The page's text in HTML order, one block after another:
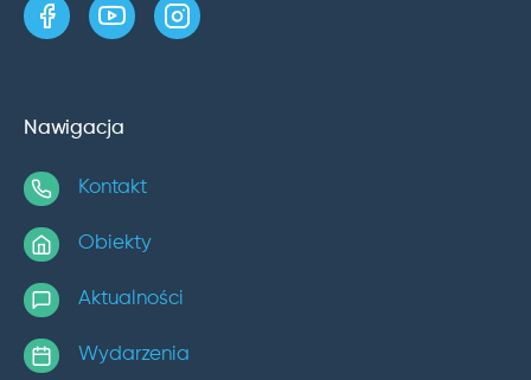
strona w serwisie Facebook
kanał w serwisie YouTube
profil w serwisie Instagram
Nawigacja
Kontakt
Obiekty
Aktualności
Wydarzenia